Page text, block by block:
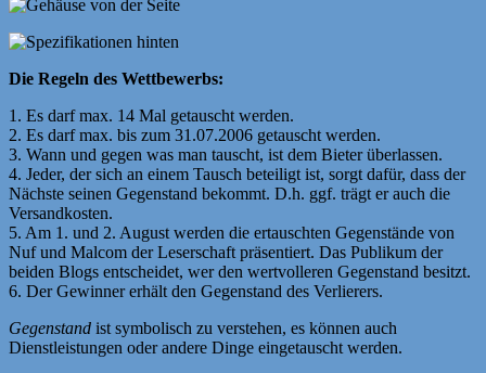
Die Regeln des Wettbewerbs:
1. Es darf max. 14 Mal getauscht werden.
2. Es darf max. bis zum 31.07.2006 getauscht werden.
3. Wann und gegen was man tauscht, ist dem Bieter überlassen.
4. Jeder, der sich an einem Tausch beteiligt ist, sorgt dafür, dass der
Nächste seinen Gegenstand bekommt. D.h. ggf. trägt er auch die
Versandkosten.
5. Am 1. und 2. August werden die ertauschten Gegenstände von
Nuf und Malcom der Leserschaft präsentiert. Das Publikum der
beiden Blogs entscheidet, wer den wertvolleren Gegenstand besitzt.
6. Der Gewinner erhält den Gegenstand des Verlierers.
Gegenstand ist symbolisch zu verstehen, es können auch
Dienstleistungen oder andere Dinge eingetauscht werden.